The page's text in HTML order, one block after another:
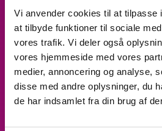
Vi anvender cookies til at tilpasse
at tilbyde funktioner til sociale
vores trafik. Vi deler også
vores hjemmeside med vores
medier, annoncering og analyse,
disse med andre oplysninger, du
de har indsamlet fra din brug af
Besked